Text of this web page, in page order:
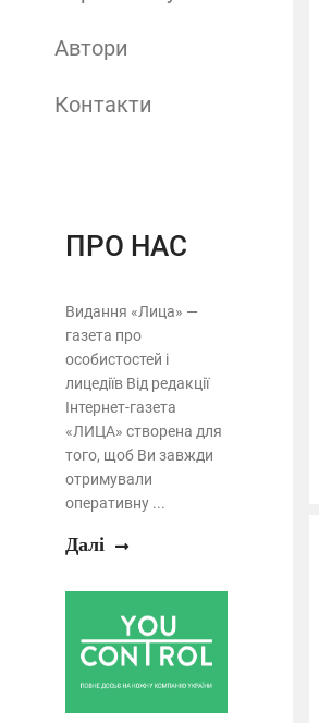
Автори
Контакти
ПРО НАС
Видання «Лица» —
газета про
особистостей і
лицедіїв Від редакції
Інтернет-газета
«ЛИЦА» створена для
того, щоб Ви завжди
отримували
оперативну ...
Далі